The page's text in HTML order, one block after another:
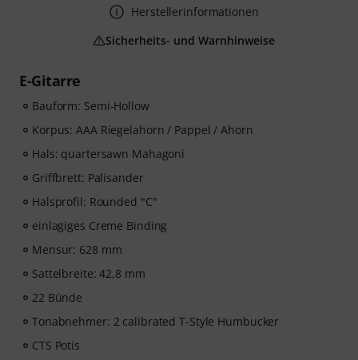
E-Gitarre
Bauform: Semi-Hollow
Korpus: AAA Riegelahorn / Pappel / Ahorn
Hals: quartersawn Mahagoni
Griffbrett: Palisander
Halsprofil: Rounded "C"
einlagiges Creme Binding
Mensur: 628 mm
Sattelbreite: 42,8 mm
22 Bünde
Tonabnehmer: 2 calibrated T-Style Humbucker
CTS Potis
Herstellerinformationen
Sicherheits- und Warnhinweise